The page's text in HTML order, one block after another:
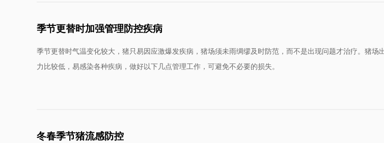
季节更替时加强管理防控疾病
季节更替时气温变化较大，猪只易因应激爆发疾病，猪场须未雨绸缪及时防范，而不是出现问题才治疗。猪场
力比较低，易感染各种疾病，做好以下几点管理工作，可避免不必要的损失。
冬春季节猪流感防控